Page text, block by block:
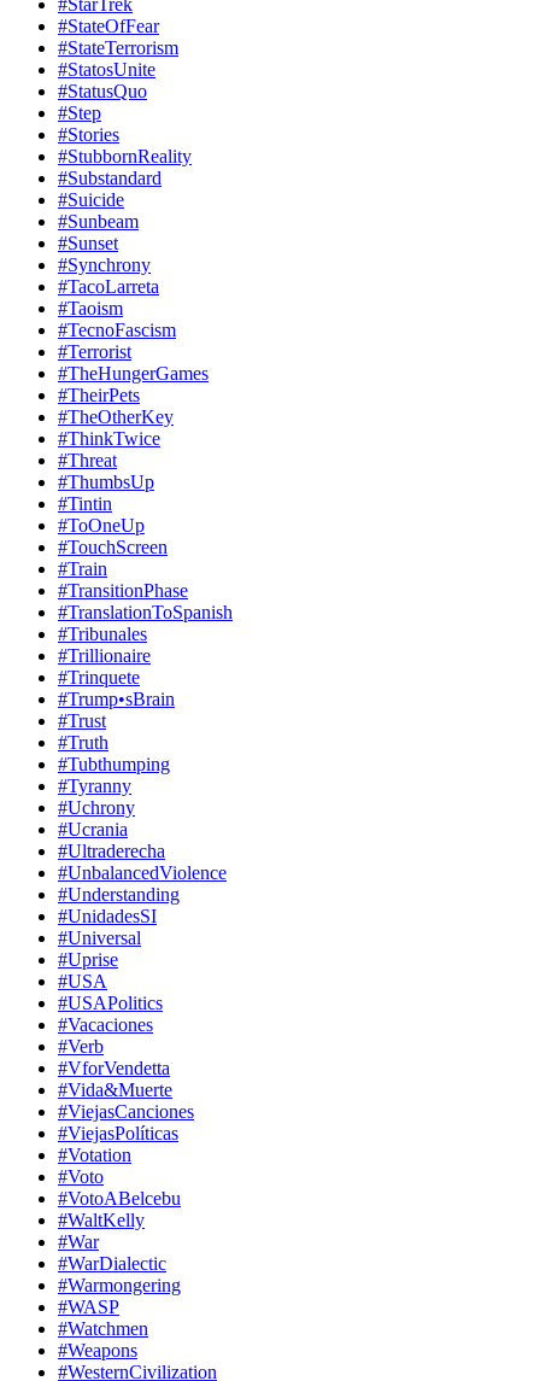
#StarTrek
#StateOfFear
#StateTerrorism
#StatosUnite
#StatusQuo
#Step
#Stories
#StubbornReality
#Substandard
#Suicide
#Sunbeam
#Sunset
#Synchrony
#TacoLarreta
#Taoism
#TecnoFascism
#Terrorist
#TheHungerGames
#TheirPets
#TheOtherKey
#ThinkTwice
#Threat
#ThumbsUp
#Tintin
#ToOneUp
#TouchScreen
#Train
#TransitionPhase
#TranslationToSpanish
#Tribunales
#Trillionaire
#Trinquete
#Trump•sBrain
#Trust
#Truth
#Tubthumping
#Tyranny
#Uchrony
#Ucrania
#Ultraderecha
#UnbalancedViolence
#Understanding
#UnidadesSI
#Universal
#Uprise
#USA
#USAPolitics
#Vacaciones
#Verb
#VforVendetta
#Vida&Muerte
#ViejasCanciones
#ViejasPolíticas
#Votation
#Voto
#VotoABelcebu
#WaltKelly
#War
#WarDialectic
#Warmongering
#WASP
#Watchmen
#Weapons
#WesternCivilization